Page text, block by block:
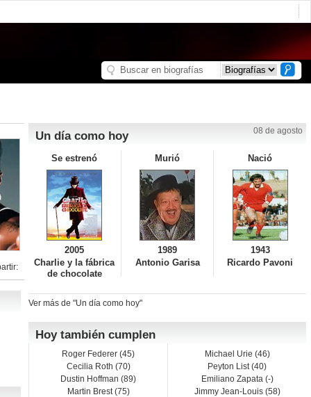
Un día como hoy 08 de agosto
Se estrenó
2005
Charlie y la fábrica
de chocolate
Murió
1989
Antonio Garisa
Nació
1943
Ricardo Pavoni
Ver más de "Un día como hoy"
Hoy también cumplen
Roger Federer (45)
Cecilia Roth (70)
Dustin Hoffman (89)
Martin Brest (75)
Michael Urie (46)
Peyton List (40)
Emiliano Zapata (-)
Jimmy Jean-Louis (58)